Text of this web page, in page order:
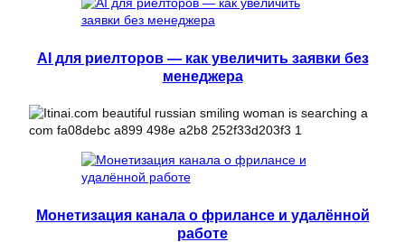
AI для риелторов — как увеличить заявки без
менеджера
Монетизация канала о фрилансе и удалённой
работе